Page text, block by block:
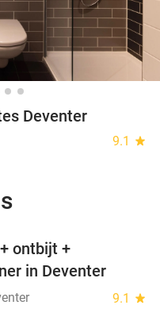
Deventer
9.1 star
ontbijt +
in Deventer
9.1 star